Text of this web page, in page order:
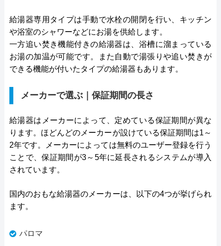
給湯器専用タイプは手動で水栓の開閉を行い、キッチン
や浴室のシャワーなどにお湯を供給します。
一方追い焚き機能付きの給湯器は、浴槽に溜まっている
お湯の加温が可能です。また自動で湯張りや追い焚きが
できる機能が付いたタイプの給湯器もあります。
メーカーで選ぶ｜保証期間の長さ
給湯器はメーカーによって、定めている保証期間が異な
ります。ほどんどのメーカーが設けている保証期間は1～
2年です。メーカーによっては無料のユーザー登録を行う
ことで、保証期間が3～5年に延長されるシステムが導入
されています。
国内のおもな給湯器のメーカーは、以下の4つが挙げられ
ます。
パロマ